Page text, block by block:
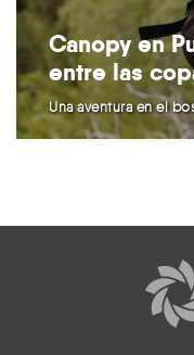
Canopy en
entre las
Una aventura en el